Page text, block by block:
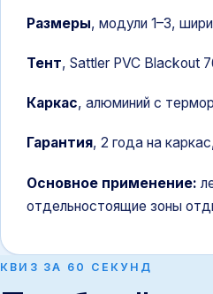
Размеры, модули 1–3,
Тент, Sattler PVC Blackout
Каркас, алюминий с
Гарантия, 2 года на
Основное применение:
отдельностоящие зоны
КВИЗ ЗА 60 СЕКУНД